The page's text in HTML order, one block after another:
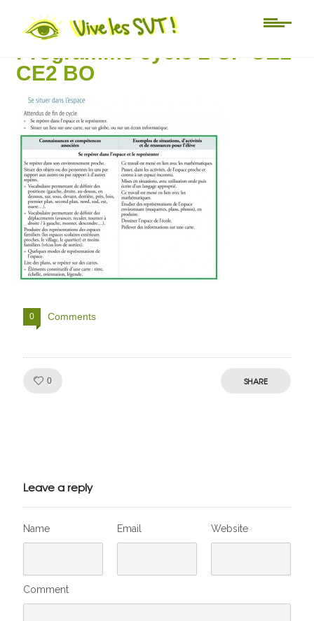
se situer dans l’espace
Programme cycle 2 CP CE1
CE2 BO
0 Comments
0 SHARE
Leave a reply
Name Email Website
Comment